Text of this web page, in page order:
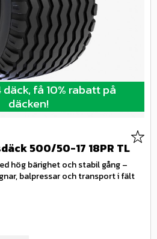
få 10% rabatt på
däcken!
500/50-17 18PR TL
hög bärighet och stabil gång –
balpressar och transport i fält